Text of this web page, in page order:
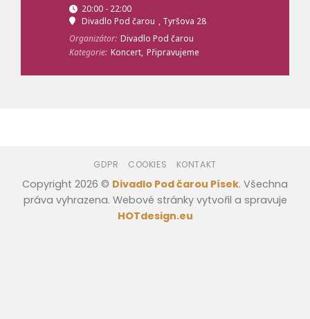
20:00 - 22:00
Divadlo Pod čarou , Tyršova 28
Organizátor: Divadlo Pod čarou
Kategorie: Koncert, Připravujeme
GDPR COOKIES KONTAKT
Copyright 2026 © Divadlo Pod čarou Písek. Všechna
práva vyhrazena. Webové stránky vytvořil a spravuje
HOTdesign.eu